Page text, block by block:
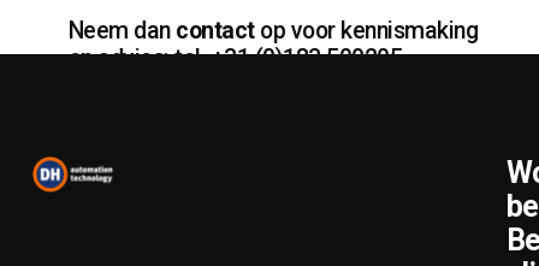
Neem dan contactop voor kennismaking
en advies: tel. +31 (0)183 500205.